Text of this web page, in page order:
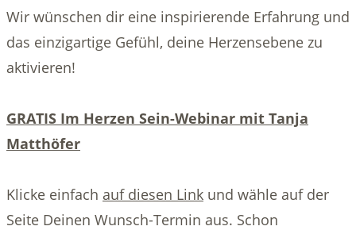
Wir wünschen dir eine inspirierende Erfahrung und
das einzigartige Gefühl, deine Herzensebene zu
aktivieren!
GRATIS Im Herzen Sein-Webinar mit Tanja
Matthöfer
Klicke einfach auf diesen Link und wähle auf der
Seite Deinen Wunsch-Termin aus. Schon